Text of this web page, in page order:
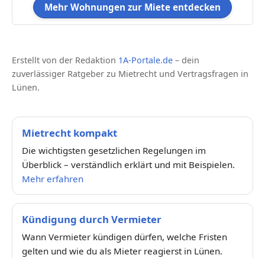
Mehr Wohnungen zur Miete entdecken
Erstellt von der Redaktion 1A-Portale.de – dein
zuverlässiger Ratgeber zu Mietrecht und Vertragsfragen in
Lünen.
Mietrecht kompakt
Die wichtigsten gesetzlichen Regelungen im
Überblick – verständlich erklärt und mit Beispielen.
Mehr erfahren
Kündigung durch Vermieter
Wann Vermieter kündigen dürfen, welche Fristen
gelten und wie du als Mieter reagierst in Lünen.